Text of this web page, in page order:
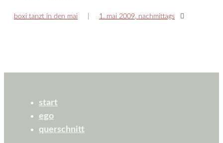
boxi tanzt in den mai 1. mai 2009, nachmittags
start
ego
querschnitt